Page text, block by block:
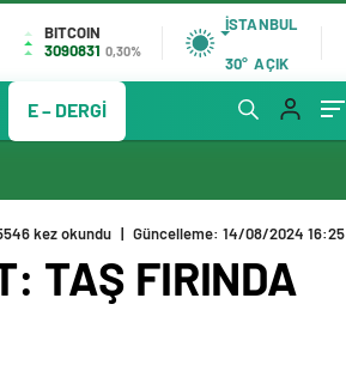
BITCOIN
3090831 0,30%
İSTANBUL
30° AÇIK
E – DERGİ
kez okundu | Güncelleme: 14/08/2024 16:25
TAŞ FIRINDA